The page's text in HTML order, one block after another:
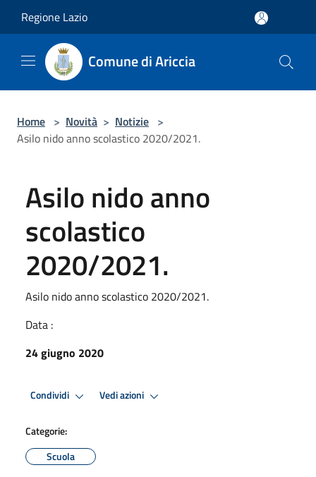
Regione Lazio
Comune di Ariccia
Home > Novità > Notizie >
Asilo nido anno scolastico 2020/2021.
Asilo nido anno
scolastico
2020/2021.
Asilo nido anno scolastico 2020/2021.
Data :
24 giugno 2020
Condividi Vedi azioni
Categorie:
Scuola